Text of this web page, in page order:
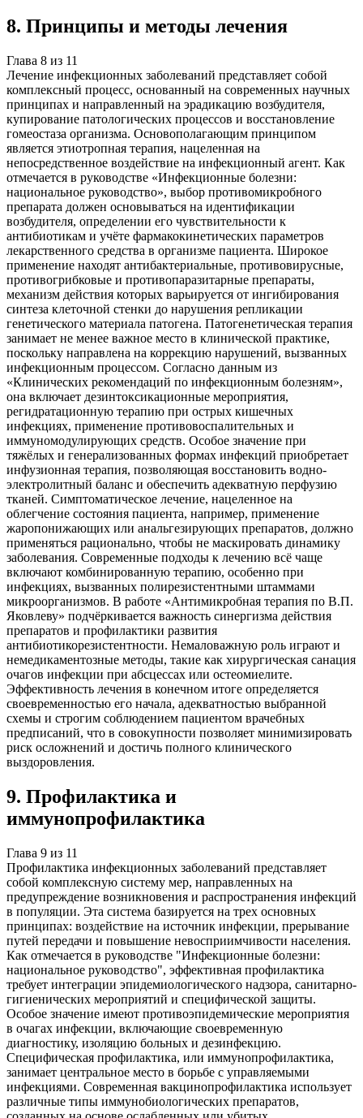
8. Принципы и методы лечения
Глава 8 из 11
Лечение инфекционных заболеваний представляет собой
комплексный процесс, основанный на современных научных
принципах и направленный на эрадикацию возбудителя,
купирование патологических процессов и восстановление
гомеостаза организма. Основополагающим принципом
является этиотропная терапия, нацеленная на
непосредственное воздействие на инфекционный агент. Как
отмечается в руководстве «Инфекционные болезни:
национальное руководство», выбор противомикробного
препарата должен основываться на идентификации
возбудителя, определении его чувствительности к
антибиотикам и учёте фармакокинетических параметров
лекарственного средства в организме пациента. Широкое
применение находят антибактериальные, противовирусные,
противогрибковые и противопаразитарные препараты,
механизм действия которых варьируется от ингибирования
синтеза клеточной стенки до нарушения репликации
генетического материала патогена. Патогенетическая терапия
занимает не менее важное место в клинической практике,
поскольку направлена на коррекцию нарушений, вызванных
инфекционным процессом. Согласно данным из
«Клинических рекомендаций по инфекционным болезням»,
она включает дезинтоксикационные мероприятия,
регидратационную терапию при острых кишечных
инфекциях, применение противовоспалительных и
иммуномодулирующих средств. Особое значение при
тяжёлых и генерализованных формах инфекций приобретает
инфузионная терапия, позволяющая восстановить водно-
электролитный баланс и обеспечить адекватную перфузию
тканей. Симптоматическое лечение, нацеленное на
облегчение состояния пациента, например, применение
жаропонижающих или анальгезирующих препаратов, должно
применяться рационально, чтобы не маскировать динамику
заболевания. Современные подходы к лечению всё чаще
включают комбинированную терапию, особенно при
инфекциях, вызванных полирезистентными штаммами
микроорганизмов. В работе «Антимикробная терапия по В.П.
Яковлеву» подчёркивается важность синергизма действия
препаратов и профилактики развития
антибиотикорезистентности. Немаловажную роль играют и
немедикаментозные методы, такие как хирургическая санация
очагов инфекции при абсцессах или остеомиелите.
Эффективность лечения в конечном итоге определяется
своевременностью его начала, адекватностью выбранной
схемы и строгим соблюдением пациентом врачебных
предписаний, что в совокупности позволяет минимизировать
риск осложнений и достичь полного клинического
выздоровления.
9. Профилактика и
иммунопрофилактика
Глава 9 из 11
Профилактика инфекционных заболеваний представляет
собой комплексную систему мер, направленных на
предупреждение возникновения и распространения инфекций
в популяции. Эта система базируется на трех основных
принципах: воздействие на источник инфекции, прерывание
путей передачи и повышение невосприимчивости населения.
Как отмечается в руководстве "Инфекционные болезни:
национальное руководство", эффективная профилактика
требует интеграции эпидемиологического надзора, санитарно-
гигиенических мероприятий и специфической защиты.
Особое значение имеют противоэпидемические мероприятия
в очагах инфекции, включающие своевременную
диагностику, изоляцию больных и дезинфекцию.
Специфическая профилактика, или иммунопрофилактика,
занимает центральное место в борьбе с управляемыми
инфекциями. Современная вакцинопрофилактика использует
различные типы иммунобиологических препаратов,